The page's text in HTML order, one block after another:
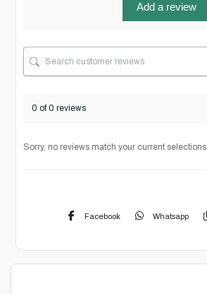
Add a review
0 of 0 reviews
Sorry, no reviews match your current selections
Facebook Whatsapp